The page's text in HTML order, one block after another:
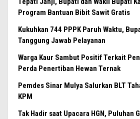
Program Bantuan Bibit Sawit Gratis
Kukuhkan 744 PPPK Paruh Waktu,
Tanggung Jawab Pelayanan
Warga Kaur Sambut Positif Terkait
Perda Penertiban Hewan Ternak
Pemdes Sinar Mulya Salurkan BLT
KPM
Tak Hadir saat Upacara HGN, Puluhan